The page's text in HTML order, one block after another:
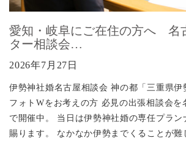
愛知・岐阜にご在住の方へ 名
ター相談会…
2026年7月27日
伊勢神社婚名古屋相談会 神の都「三重県伊
フォトWをお考えの方 必見の出張相談会を
で開催中。 当日は伊勢神社婚の専任プラン
賜ります。 なかなか伊勢までくることが